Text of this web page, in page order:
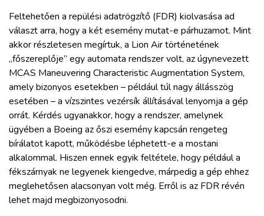
Feltehetően a repülési adatrögzítő (FDR) kiolvasása ad
választ arra, hogy a két esemény mutat-e párhuzamot. Mint
akkor részletesen megírtuk, a Lion Air történetének
„főszereplője” egy automata rendszer volt, az úgynevezett
MCAS Maneuvering Characteristic Augmentation System,
amely bizonyos esetekben – például túl nagy állásszög
esetében – a vízszintes vezérsík állításával lenyomja a gép
orrát. Kérdés ugyanakkor, hogy a rendszer, amelynek
ügyében a Boeing az őszi esemény kapcsán rengeteg
bírálatot kapott, működésbe léphetett-e a mostani
alkalommal. Hiszen ennek egyik feltétele, hogy például a
fékszárnyak ne legyenek kiengedve, márpedig a gép ehhez
meglehetősen alacsonyan volt még. Erről is az FDR révén
lehet majd megbizonyosodni.